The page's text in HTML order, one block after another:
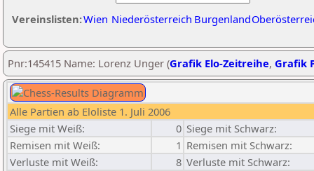
Vereinslisten:Wien Niederösterreich Burgenland
Pnr:145415 Name: Lorenz Unger (Grafik Elo-Zeitreihe, Grafik
Alle Partien ab Eloliste 1. Juli 2006
Siege mit Weiß:
0 Siege mit Schwarz:
Remisen mit Weiß:
1 Remisen mit Schwarz:
Verluste mit Weiß:
8 Verluste mit Schwarz: